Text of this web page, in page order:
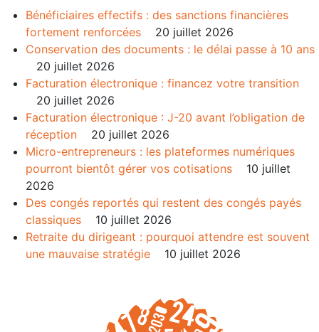
Bénéficiaires effectifs : des sanctions financières
fortement renforcées
20 juillet 2026
Conservation des documents : le délai passe à 10 ans
20 juillet 2026
Facturation électronique : financez votre transition
20 juillet 2026
Facturation électronique : J-20 avant l’obligation de
réception
20 juillet 2026
Micro-entrepreneurs : les plateformes numériques
pourront bientôt gérer vos cotisations
10 juillet
2026
Des congés reportés qui restent des congés payés
classiques
10 juillet 2026
Retraite du dirigeant : pourquoi attendre est souvent
une mauvaise stratégie
10 juillet 2026